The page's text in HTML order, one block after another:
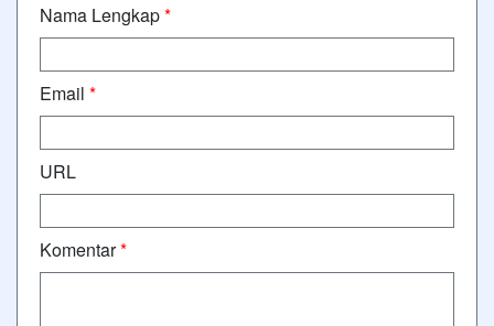
Nama Lengkap*
Email *
URL
Komentar*